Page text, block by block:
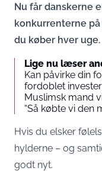
Nu får danskerne
konkurrenterne
du køber hver uge.
Lige nu læser
Kan påvirke din
fordoblet
Muslimsk mand
“Så købte vi den
Hvis du elsker
hylderne – og
godt nyt.